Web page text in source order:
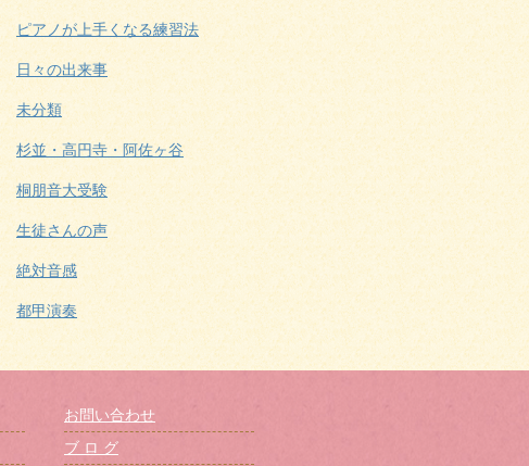
ピアノが上手くなる練習法
日々の出来事
未分類
杉並・高円寺・阿佐ヶ谷
桐朋音大受験
生徒さんの声
絶対音感
都甲演奏
お問い合わせ
ブ ロ グ